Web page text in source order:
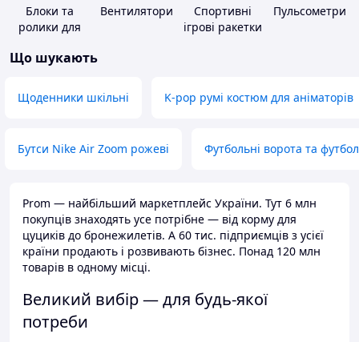
Блоки та
ролики для
Вентилятори
Спортивні
ігрові ракетки
Пульсометри
Що шукають
Щоденники шкільні K-pop румі костюм для аніматорів
Бутси Nike Air Zoom рожеві Футбольні ворота та
Prom — найбільший маркетплейс України. Тут 6 млн
покупців знаходять усе потрібне — від корму для
цуциків до бронежилетів. А 60 тис. підприємців з усієї
країни продають і розвивають бізнес. Понад 120 млн
товарів в одному місці.
Великий вибір — для будь-якої
потреби